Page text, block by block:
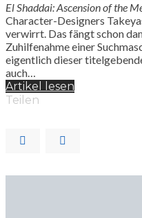
El Shaddai: Ascension of the
Character-Designers
verwirrt. Das fängt schon
Zuhilfenahme einer
eigentlich dieser
auch…
Artikel lesen
Teilen